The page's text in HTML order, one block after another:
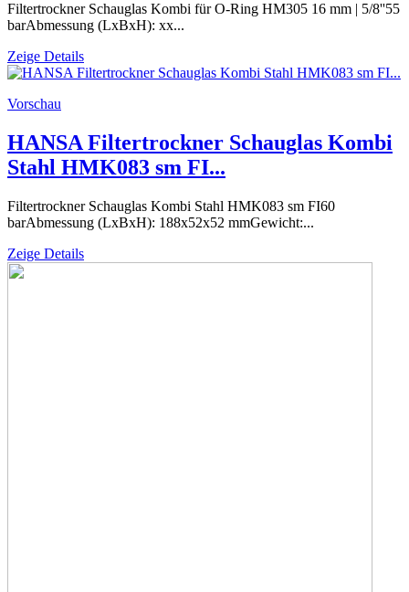
Filtertrockner Schauglas Kombi für O-Ring HM305 16 mm | 5/8''55
barAbmessung (LxBxH): xx...
Zeige Details
Vorschau
HANSA Filtertrockner Schauglas Kombi
Stahl HMK083 sm FI...
Filtertrockner Schauglas Kombi Stahl HMK083 sm FI60
barAbmessung (LxBxH): 188x52x52 mmGewicht:...
Zeige Details